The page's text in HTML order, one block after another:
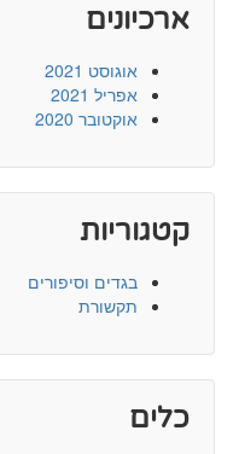
ארכיונים
אוגוסט 2021
אפריל 2021
אוקטובר 2020
קטגוריות
בגדים וסיפורים
תקשורת
כלים